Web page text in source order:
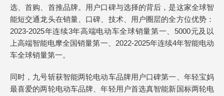
选、首购、首推品牌。用户口碑与选择的背后，是这家全球智
能短交通龙头在销量、口碑、技术、用户圈层的全方位优势：
2023-2025年连续3年高端电动车全球销量第一、5000元及以
上高端智能电摩全国销量第一、2022-2025年连续4年智能电动
车全球销量第一。
同时，九号斩获智能两轮电动车品牌用户口碑第一、年轻宝妈
最喜爱的两轮电动车品牌、年轻用户首选真智能新国标两轮电